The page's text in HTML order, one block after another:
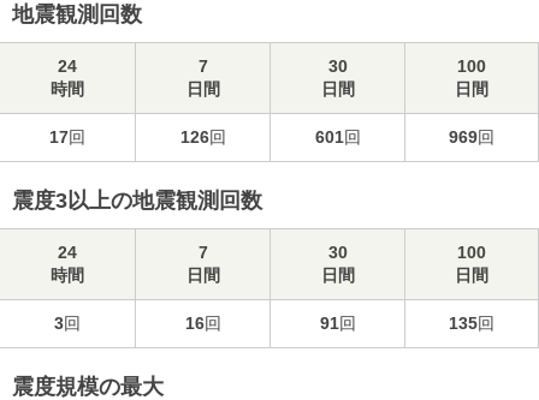
地震観測回数
24
時間
7
日間
30
日間
100
日間
17回 126回 601回 969回
震度3以上の地震観測回数
24
時間
7
日間
30
日間
100
日間
3回 16回 91回 135回
震度規模の最大